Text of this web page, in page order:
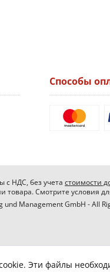
Способы
с НДС, без учета стоимости
товара. Смотрите условия
Management GmbH - All
Эти файлы